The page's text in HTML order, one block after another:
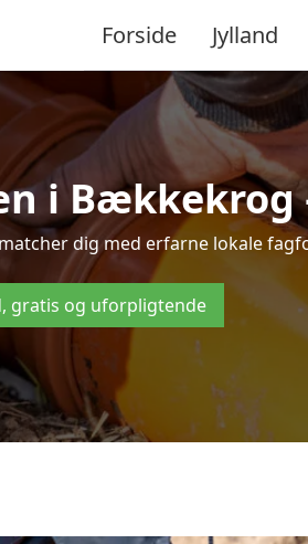
Forside Jylland
i
dig med erfarne lokale
gratis og uforpligtende